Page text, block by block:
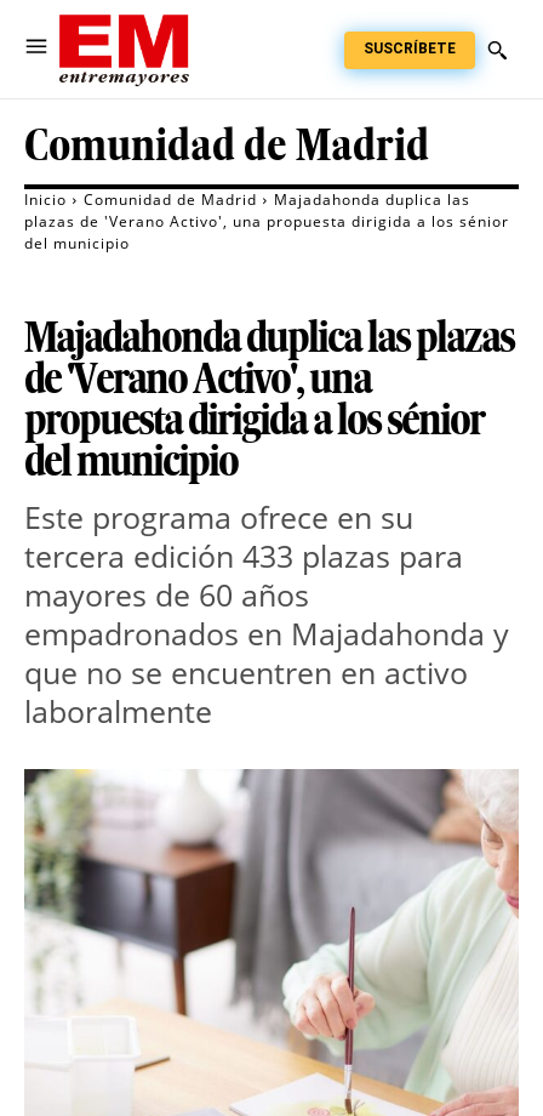
SUSCRÍBETE
Comunidad de Madrid
Inicio Comunidad de Madrid
Majadahonda duplica las
plazas de 'Verano Activo', una propuesta dirigida a los sénior
del municipio
Majadahonda duplica las plazas
de 'Verano Activo', una
propuesta dirigida a los sénior
del municipio
Este programa ofrece en su
tercera edición 433 plazas para
mayores de 60 años
empadronados en Majadahonda y
que no se encuentren en activo